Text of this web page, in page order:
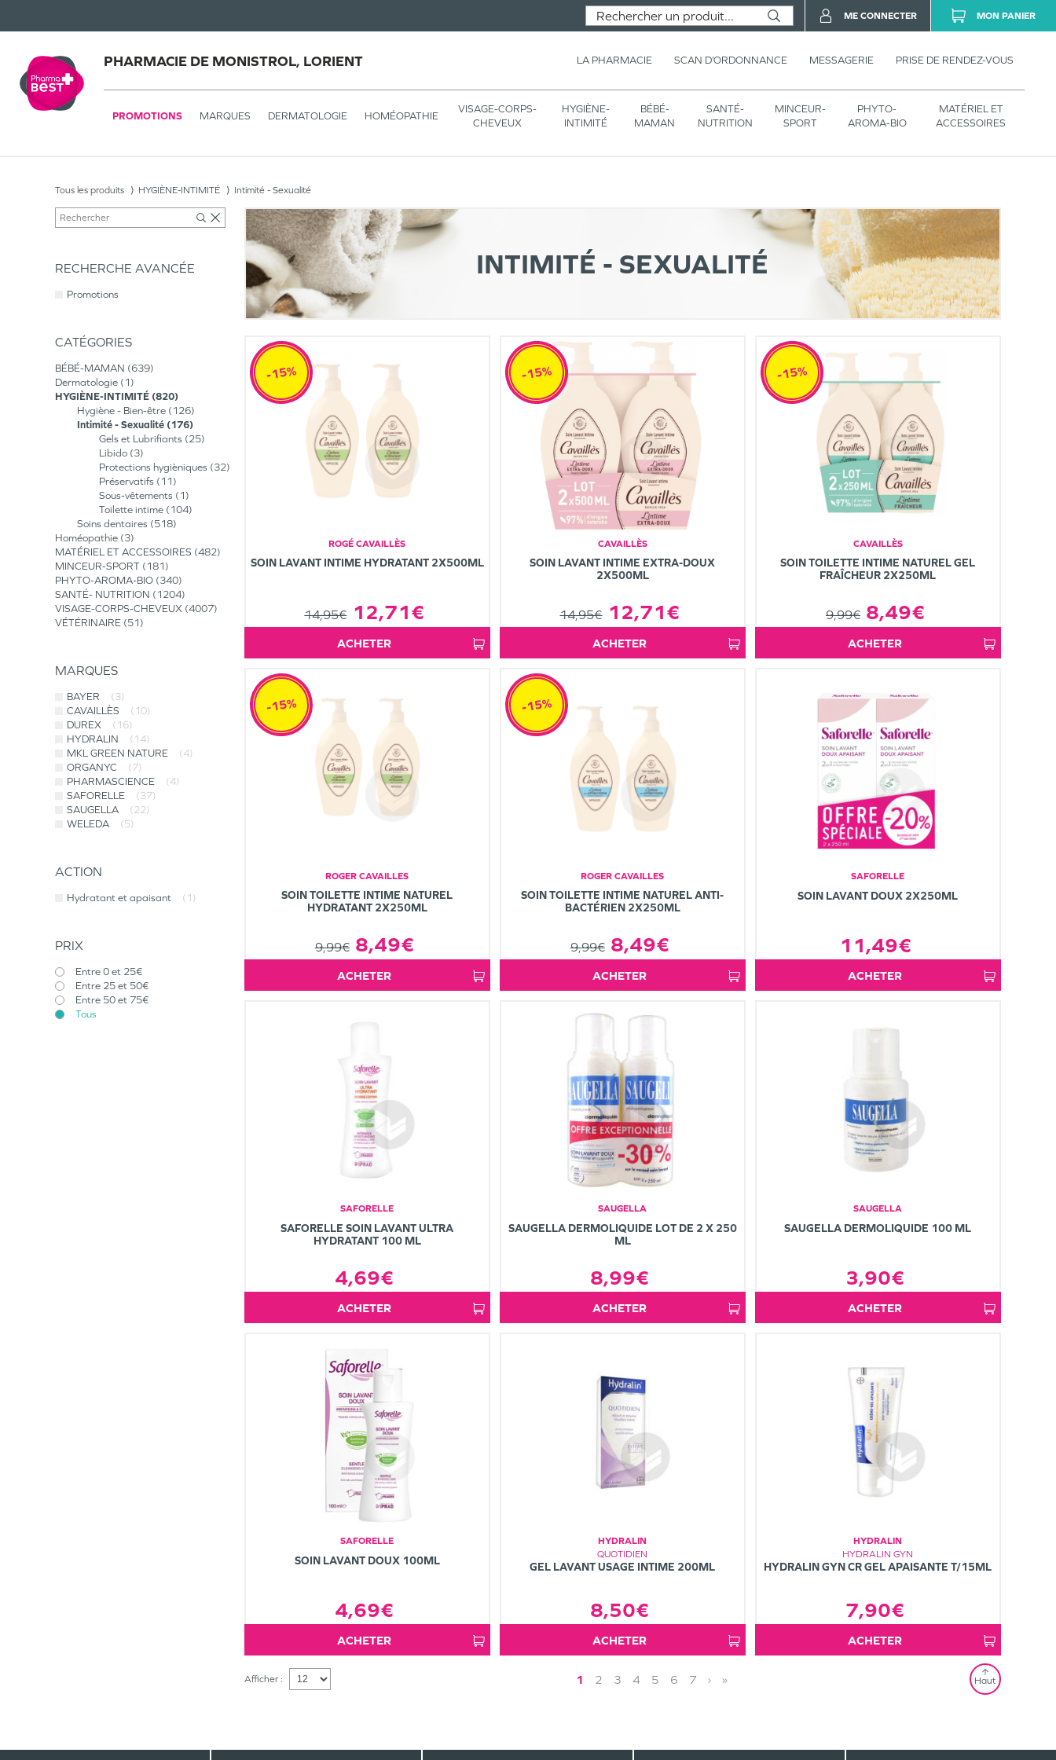
PHARMACIE DE MONISTROL, LORIENT LA PHARMACIE SCAN D’ORDONNANCE MESSAGERIE PRISE DE RENDEZ-VOUS
PROMOTIONS MARQUES DERMATOLOGIE HOMÉOPATHIE
VISAGE-CORPS-
CHEVEUX
HYGIÈNE-
INTIMITÉ
BÉBÉ-
MAMAN
SANTÉ-
NUTRITION
MINCEUR-
SPORT
PHYTO-
AROMA-BIO
MATÉRIEL ET
ACCESSOIRES
ME CONNECTER MON PANIER
Tous les produits HYGIÈNE-INTIMITÉ Intimité - Sexualité
RECHERCHE AVANCÉE
Promotions
CATÉGORIES
BÉBÉ-MAMAN 639
Dermatologie
1
HYGIÈNE-INTIMITÉ 820
Hygiène - Bien-être
126
Intimité - Sexualité
176
Gels et Lubrifiants
25
Libido 3
Protections hygièniques
32
Préservatifs
11
Sous-vêtements
1
Toilette intime
104
Soins dentaires
518
Homéopathie 3
MATÉRIEL ET ACCESSOIRES 482
MINCEUR-SPORT
181
PHYTO-AROMA-BIO 340
SANTÉ- NUTRITION
1204
VISAGE-CORPS-CHEVEUX 4007
VÉTÉRINAIRE 51
MARQUES
BAYER
(3)
CAVAILLÈS
(10)
DUREX
(16)
HYDRALIN
(14)
MKL GREEN NATURE
(4)
ORGANYC
(7)
PHARMASCIENCE
(4)
SAFORELLE
(37)
SAUGELLA
(22)
WELEDA
(5)
ACTION
Hydratant et apaisant (1)
PRIX
Entre 0 et 25€
Entre 25 et 50€
Entre 50 et 75€
Tous
INTIMITÉ - SEXUALITÉ
ROGÉ CAVAILLÈS
SOIN LAVANT INTIME HYDRATANT 2X500ML
14,95€ 12,71€
-15%
ACHETER
CAVAILLÈS
SOIN LAVANT INTIME EXTRA-DOUX
2X500ML
14,95€ 12,71€
-15%
ACHETER
CAVAILLÈS
SOIN TOILETTE INTIME NATUREL GEL
FRAÎCHEUR 2X250ML
9,99€ 8,49€
-15%
ACHETER
ROGER CAVAILLES
SOIN TOILETTE INTIME NATUREL
HYDRATANT 2X250ML
9,99€ 8,49€
-15%
ACHETER
ROGER CAVAILLES
SOIN TOILETTE INTIME NATUREL ANTI-
BACTÉRIEN 2X250ML
9,99€ 8,49€
-15%
ACHETER
SAFORELLE
SOIN LAVANT DOUX 2X250ML
11,49€
ACHETER
SAFORELLE
SAFORELLE SOIN LAVANT ULTRA
HYDRATANT 100 ML
4,69€
ACHETER
SAUGELLA
SAUGELLA DERMOLIQUIDE LOT DE 2 X 250
ML
8,99€
ACHETER
SAUGELLA
SAUGELLA DERMOLIQUIDE 100 ML
3,90€
ACHETER
SAFORELLE
SOIN LAVANT DOUX 100ML
4,69€
ACHETER
HYDRALIN
QUOTIDIEN
GEL LAVANT USAGE INTIME 200ML
8,50€
ACHETER
HYDRALIN
HYDRALIN GYN
HYDRALIN GYN CR GEL APAISANTE T/15ML
7,90€
ACHETER
Afficher : 1 2 3 4 5 6 7 › » Haut